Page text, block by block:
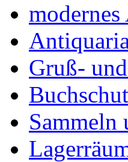
Gruß-
Sammeln